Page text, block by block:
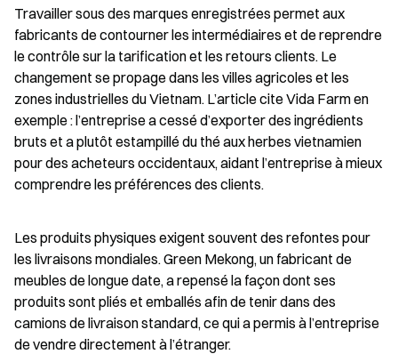
Travailler sous des marques enregistrées permet aux
fabricants de contourner les intermédiaires et de reprendre
le contrôle sur la tarification et les retours clients. Le
changement se propage dans les villes agricoles et les
zones industrielles du Vietnam. L’article cite Vida Farm en
exemple : l’entreprise a cessé d’exporter des ingrédients
bruts et a plutôt estampillé du thé aux herbes vietnamien
pour des acheteurs occidentaux, aidant l’entreprise à mieux
comprendre les préférences des clients.
Les produits physiques exigent souvent des refontes pour
les livraisons mondiales. Green Mekong, un fabricant de
meubles de longue date, a repensé la façon dont ses
produits sont pliés et emballés afin de tenir dans des
camions de livraison standard, ce qui a permis à l’entreprise
de vendre directement à l’étranger.